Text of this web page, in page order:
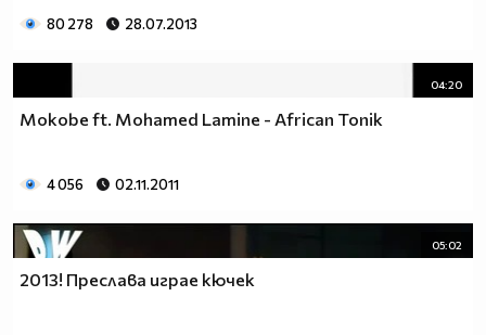
80 278 28.07.2013
04:20
Mokobe ft. Mohamed Lamine - African Tonik
4 056 02.11.2011
05:02
2013! Преслава играе кючек